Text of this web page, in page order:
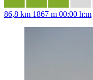
86,8 km 1867 m 00:00 h:m